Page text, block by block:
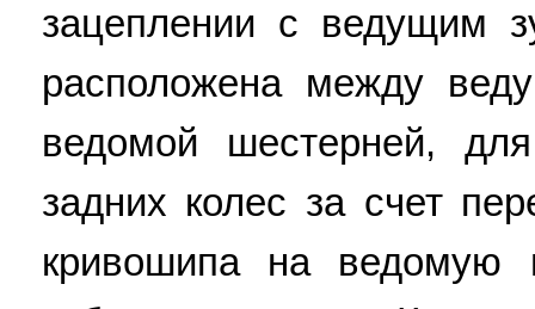
зацеплении с ведущим
расположена между
ведомой шестерней,
задних колес за счет
кривошипа на ведомую